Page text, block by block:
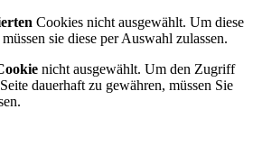
Cookies nicht ausgewählt. Um diese
sie diese per Auswahl zulassen.
nicht ausgewählt. Um den Zugriff
dauerhaft zu gewähren, müssen Sie